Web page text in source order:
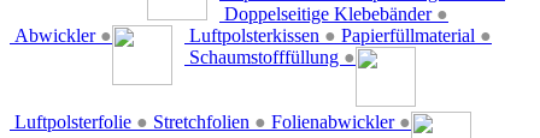
Doppelseitige Klebebänder ●
Abwickler ● Luftpolsterkissen ● Papierfüllmaterial ●
Schaumstofffüllung ●
Luftpolsterfolie ● Stretchfolien ● Folienabwickler ●